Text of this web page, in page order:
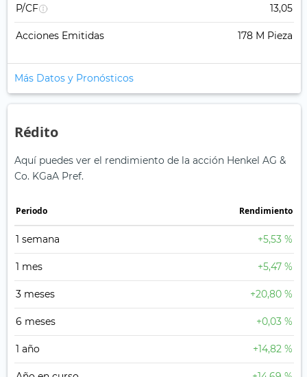
P/CF 13,05
Acciones Emitidas 178 M Pieza
Más Datos y Pronósticos
Rédito
Aquí puedes ver el rendimiento de la acción Henkel AG &
Co. KGaA Pref.
Periodo Rendimiento
1 semana +5,53 %
1 mes +5,47 %
3 meses +20,80 %
6 meses +0,03 %
1 año +14,82 %